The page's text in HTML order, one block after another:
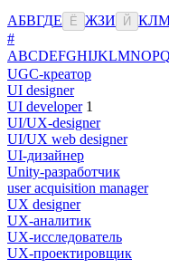
АБВГДЕ Ё ЖЗИ Й КЛ
#
ABCDEFGHIJKLMNOPQ
UGC-креатор
UI designer
UI developer 1
UI/UX-designer
UI/UX web designer
UI-дизайнер
Unity-разработчик
user acquisition manager
UX designer
UX-аналитик
UX-исследователь
UX-проектировщик